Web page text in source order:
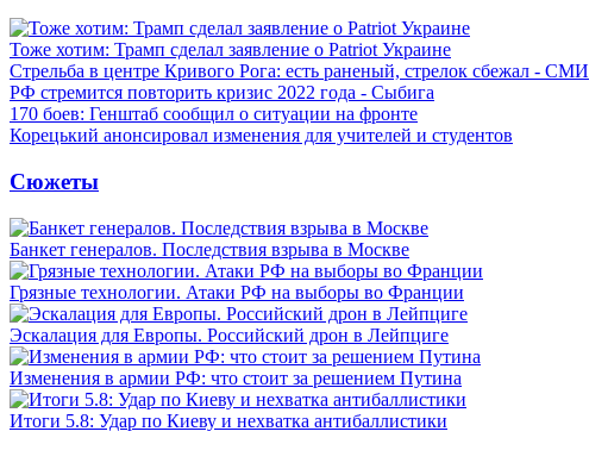
Тоже хотим: Трамп сделал заявление о Patriot Украине
Стрельба в центре Кривого Рога: есть раненый, стрелок сбежал - СМИ
РФ стремится повторить кризис 2022 года - Сыбига
170 боев: Генштаб сообщил о ситуации на фронте
Корецький анонсировал изменения для учителей и студентов
Сюжеты
Банкет генералов. Последствия взрыва в Москве
Грязные технологии. Атаки РФ на выборы во Франции
Эскалация для Европы. Российский дрон в Лейпциге
Изменения в армии РФ: что стоит за решением Путина
Итоги 5.8: Удар по Киеву и нехватка антибаллистики